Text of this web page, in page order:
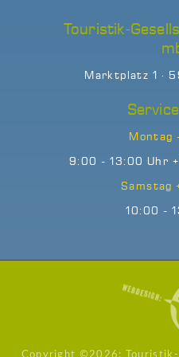
Touristik-
Marktplatz 1 ·
Montag
9:00 - 13:00 Uhr
Samstag
10:00 -
Copyright © 2026: Touristik-